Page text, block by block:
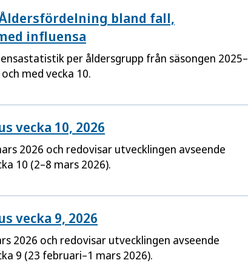
bland fall,
influensa
per åldersgrupp från säsongen 2025–
med vecka 10.
vecka 10, 2026
2026 och redovisar utvecklingen avseende
10 (2–8 mars 2026).
vecka 9, 2026
2026 och redovisar utvecklingen avseende
9 (23 februari–1 mars 2026).